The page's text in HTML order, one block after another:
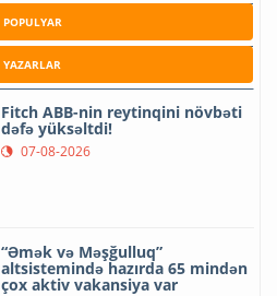
POPULYAR
YAZARLAR
Fitch ABB-nin reytinqini növbəti
dəfə yüksəltdi!
07-08-2026
“Əmək və Məşğulluq”
altsistemində hazırda 65 mindən
çox aktiv vakansiya var